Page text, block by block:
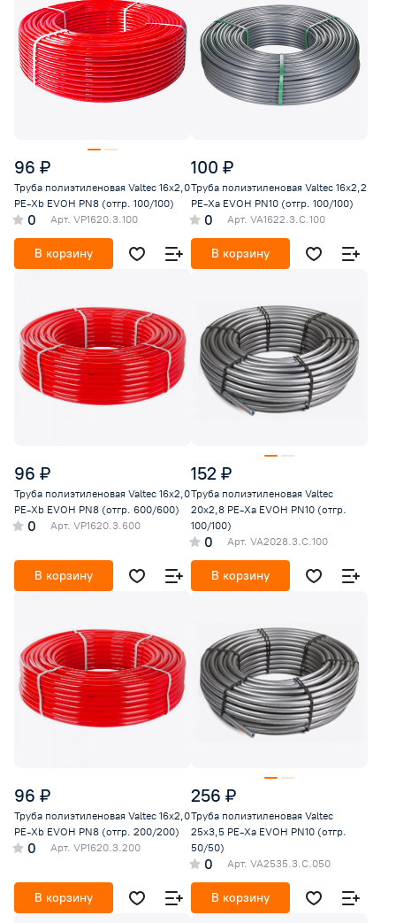
96 ₽
Труба полиэтиленовая Valtec 16x2,0
PE-Xb EVOH PN8 (отгр. 100/100)
0 Арт. VP1620.3.100
В корзину
100 ₽
Труба полиэтиленовая Valtec 16x2,2
PE-Xa EVOH PN10 (отгр. 100/100)
0 Арт. VA1622.3.C.100
В корзину
96 ₽
Труба полиэтиленовая Valtec 16x2,0
PE-Xb EVOH PN8 (отгр. 600/600)
0 Арт. VP1620.3.600
В корзину
152 ₽
Труба полиэтиленовая Valtec
20x2,8 PE-Xa EVOH PN10 (отгр.
100/100)
0 Арт. VA2028.3.C.100
В корзину
96 ₽
Труба полиэтиленовая Valtec 16x2,0
PE-Xb EVOH PN8 (отгр. 200/200)
0 Арт. VP1620.3.200
В корзину
256 ₽
Труба полиэтиленовая Valtec
25x3,5 PE-Xa EVOH PN10 (отгр.
50/50)
0 Арт. VA2535.3.C.050
В корзину